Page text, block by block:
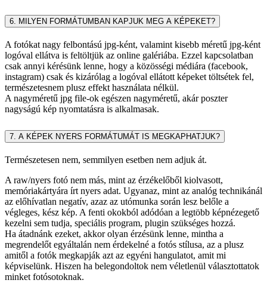
6. MILYEN FORMÁTUMBAN KAPJUK MEG A KÉPEKET?
A fotókat nagy felbontású jpg-ként, valamint kisebb méretű jpg-ként
logóval ellátva is feltöltjük az online galériába. Ezzel kapcsolatban
csak annyi kérésünk lenne, hogy a közösségi médiára (facebook,
instagram) csak és kizárólag a logóval ellátott képeket töltsétek fel,
természetesnem plusz effekt használata nélkül.
A nagyméretű jpg file-ok egészen nagyméretű, akár poszter
nagyságú kép nyomtatásra is alkalmasak.
7. A KÉPEK NYERS FORMÁTUMÁT IS MEGKAPHATJUK?
Természetesen nem, semmilyen esetben nem adjuk át.
A raw/nyers fotó nem más, mint az érzékelőből kiolvasott,
memóriakártyára írt nyers adat. Ugyanaz, mint az analóg technikánál
az előhívatlan negatív, azaz az utómunka során lesz belőle a
végleges, kész kép. A fenti okokból adódóan a legtöbb képnézegető
kezelni sem tudja, speciális program, plugin szükséges hozzá.
Ha átadnánk ezeket, akkor olyan érzésünk lenne, mintha a
megrendelőt egyáltalán nem érdekelné a fotós stílusa, az a plusz
amitől a fotók megkapják azt az egyéni hangulatot, amit mi
képviselünk. Hiszen ha belegondoltok nem véletlenül választottatok
minket fotósotoknak.